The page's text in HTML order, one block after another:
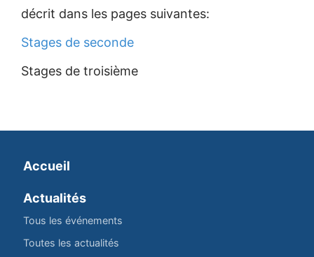
décrit dans les pages suivantes:
Stages de seconde
Stages de troisième
Accueil
Actualités
Tous les événements
Toutes les actualités